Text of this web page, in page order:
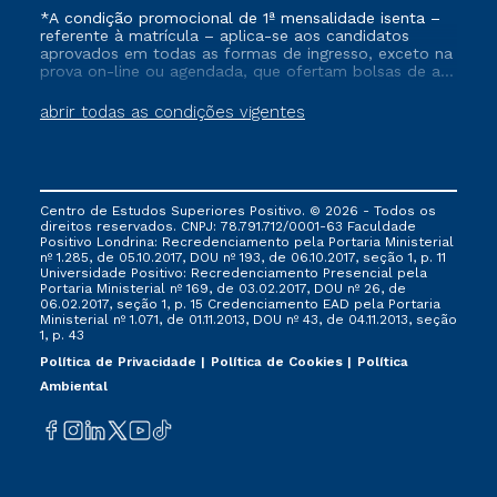
abrir todas as condições vigentes
*A condição promocional de 1ª mensalidade isenta –
referente à matrícula – aplica-se aos candidatos
aprovados em todas as formas de ingresso, exceto na
prova on-line ou agendada, que ofertam bolsas de até
vigente, que ainda não tenham efetivado e/ou não
tenham cancelado ou trancado sua matrícula em uma
via FIES, Prouni e outros programas governamentais, e
não se acumula com nenhuma outra campanha
ofertada pela Instituição.
Centro de Estudos Superiores Positivo. © 2026 - Todos os
direitos reservados. CNPJ: 78.791.712/0001-63 Faculdade
Positivo Londrina: Recredenciamento pela Portaria Ministerial
nº 1.285, de 05.10.2017, DOU nº 193, de 06.10.2017, seção 1, p. 11
Universidade Positivo: Recredenciamento Presencial ​pela
Portaria Ministerial nº 169, de 03.02.2017, DOU nº 26, de
06.02.2017, seção 1, p. 15 Credenciamento EAD pela Portaria
Ministerial nº 1.071, de 01.11.2013, DOU nº 43, de 04.11.2013, seção
1, p. 43
Política de Privacidade
Política de Cookies
Política
Ambiental